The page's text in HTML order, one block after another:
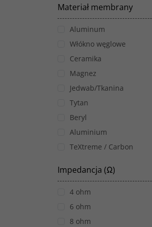
Materiał membrany
Aluminum
Włókno węglowe
Ceramika
Magnez
Jedwab/Tkanina
Tytan
Beryl
Aluminium
TeXtreme / Carbon
Impedancja (Ω)
4 ohm
6 ohm
8 ohm